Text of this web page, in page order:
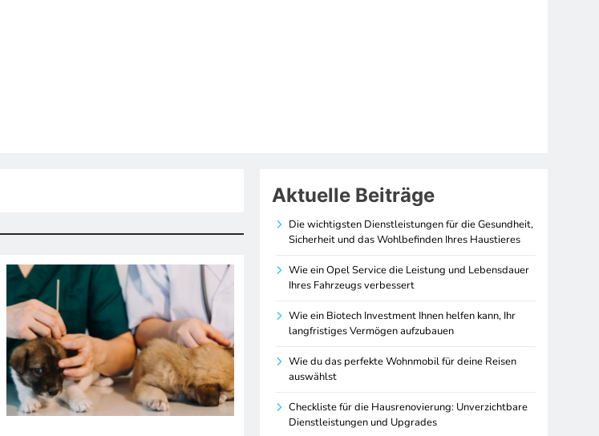
Aktuelle Beiträge
Die wichtigsten Dienstleistungen für die Gesundheit,
Sicherheit und das Wohlbefinden Ihres Haustieres
Wie ein Opel Service die Leistung und Lebensdauer
Ihres Fahrzeugs verbessert
Wie ein Biotech Investment Ihnen helfen kann, Ihr
langfristiges Vermögen aufzubauen
Wie du das perfekte Wohnmobil für deine Reisen
auswählst
Checkliste für die Hausrenovierung: Unverzichtbare
Dienstleistungen und Upgrades